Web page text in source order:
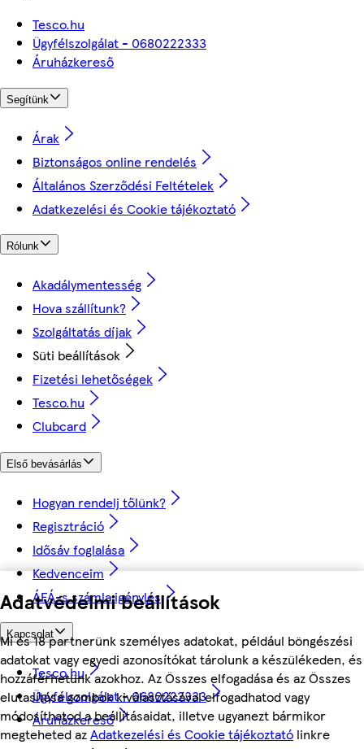
Adatvédelmi beállítások
Mi és 18 partnerünk személyes adatokat, például böngészési
adatokat vagy egyedi azonosítókat tárolunk a készülékeden, és
hozzáférhetünk azokhoz. Az Összes elfogadása és az Összes
elutasítása gombok kiválasztásával elfogadhatod vagy
módosíthatod a beállításaidat, illetve ugyanezt bármikor
megteheted azAdatkezelési és Cookie tájékoztató linkre
Tesco.hu
Ügyfélszolgálat - 0680222333
Áruházkereső
Segítünk
Árak
Biztonságos online rendelés
Általános Szerződési Feltételek
Adatkezelési és Cookie tájékoztató
Rólunk
Akadálymentesség
Hova szállítunk?
Szolgáltatás díjak
Süti beállítások
Fizetési lehetőségek
Tesco.hu
Clubcard
Első bevásárlás
Hogyan rendelj tőlünk?
Regisztráció
Idősáv foglalása
Kedvenceim
ÁFÁ-s számla igénylés
Kapcsolat
Tesco.hu
Ügyfélszolgálat - 0680222333
Áruházkereső